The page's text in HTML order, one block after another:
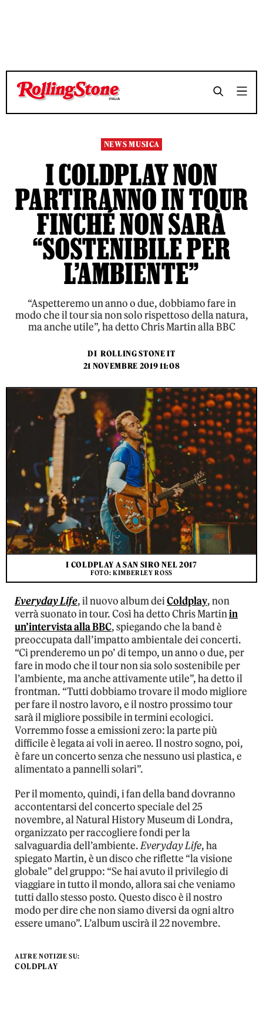
TEMPO DI LETTURA 3 MINUTI SHARE
TEMPO DI LETTURA 3 MINUTI SHARE
NEWS MUSICA
I COLDPLAY NON
PARTIRANNO IN TOUR
FINCHÉ NON SARÀ
“SOSTENIBILE PER
L’AMBIENTE”
“Aspetteremo un anno o due, dobbiamo fare in
modo che il tour sia non solo rispettoso della natura,
ma anche utile”, ha detto Chris Martin alla BBC
DI ROLLING STONE IT
21 NOVEMBRE 2019 11:08
I COLDPLAY A SAN SIRO NEL 2017
FOTO: KIMBERLEY ROSS
Everyday Life, il nuovo album deiColdplay, non
verrà suonato in tour. Così ha detto Chris Martinin
un’intervista alla BBC, spiegando che la band è
preoccupata dall’impatto ambientale dei concerti.
“Ci prenderemo un po’ di tempo, un anno o due, per
fare in modo che il tour non sia solo sostenibile per
l’ambiente, ma anche attivamente utile”, ha detto il
frontman. “Tutti dobbiamo trovare il modo migliore
per fare il nostro lavoro, e il nostro prossimo tour
sarà il migliore possibile in termini ecologici.
Vorremmo fosse a emissioni zero: la parte più
difficile è legata ai voli in aereo. Il nostro sogno, poi,
è fare un concerto senza che nessuno usi plastica, e
alimentato a pannelli solari”.
Per il momento, quindi, i fan della band dovranno
accontentarsi del concerto speciale del 25
novembre, al Natural History Museum di Londra,
organizzato per raccogliere fondi per la
salvaguardia dell’ambiente.Everyday Life, ha
spiegato Martin, è un disco che riflette “la visione
globale” del gruppo: “Se hai avuto il privilegio di
viaggiare in tutto il mondo, allora sai che veniamo
tutti dallo stesso posto. Questo disco è il nostro
modo per dire che non siamo diversi da ogni altro
essere umano”. L’album uscirà il 22 novembre.
ALTRE NOTIZIE SU:
COLDPLAY